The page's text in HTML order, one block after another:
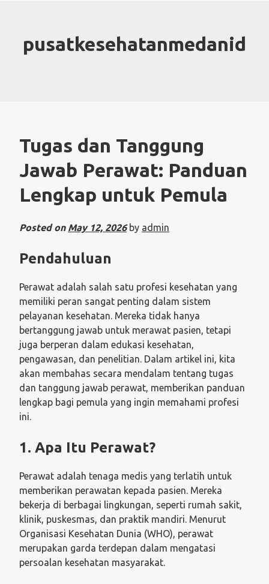
pusatkesehatanmedanid
Tugas dan Tanggung
Jawab Perawat: Panduan
Lengkap untuk Pemula
Posted on May 12, 2026by admin
Pendahuluan
Perawat adalah salah satu profesi kesehatan yang
memiliki peran sangat penting dalam sistem
pelayanan kesehatan. Mereka tidak hanya
bertanggung jawab untuk merawat pasien, tetapi
juga berperan dalam edukasi kesehatan,
pengawasan, dan penelitian. Dalam artikel ini, kita
akan membahas secara mendalam tentang tugas
dan tanggung jawab perawat, memberikan panduan
lengkap bagi pemula yang ingin memahami profesi
ini.
1. Apa Itu Perawat?
Perawat adalah tenaga medis yang terlatih untuk
memberikan perawatan kepada pasien. Mereka
bekerja di berbagai lingkungan, seperti rumah sakit,
klinik, puskesmas, dan praktik mandiri. Menurut
Organisasi Kesehatan Dunia (WHO), perawat
merupakan garda terdepan dalam mengatasi
persoalan kesehatan masyarakat.